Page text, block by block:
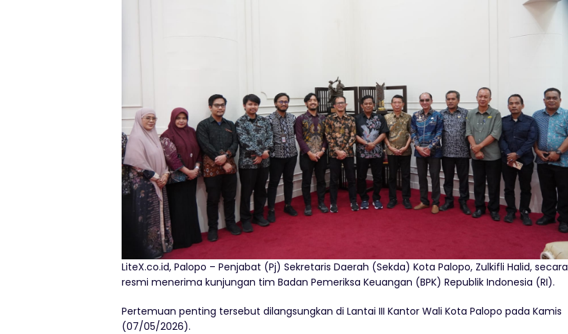
LiteX.co.id, Palopo – Penjabat (Pj) Sekretaris Daerah (Sekda) Kota Palopo, Zulkifli Halid, secara
resmi menerima kunjungan tim Badan Pemeriksa Keuangan (BPK) Republik Indonesia (RI).
Pertemuan penting tersebut dilangsungkan di Lantai III Kantor Wali Kota Palopo pada Kamis
(07/05/2026).